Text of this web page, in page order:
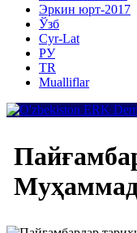
Эркин юрт-2017
Ўзб
Cyr-Lat
РУ
TR
Mualliflar
Муҳаммад